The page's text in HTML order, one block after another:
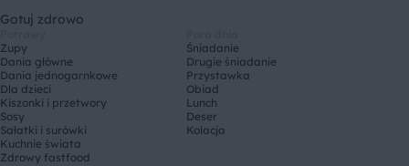
Gotuj zdrowo
Zupy
Dania główne
Dania jednogarnkowe
Dla dzieci
Kiszonki i przetwory
Sosy
Sałatki i surówki
Kuchnie świata
Zdrowy fastfood
Śniadanie
Drugie śniadanie
Przystawka
Obiad
Lunch
Deser
Kolacja